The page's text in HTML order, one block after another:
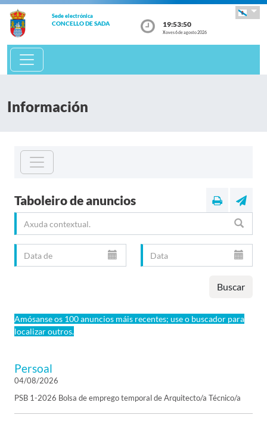
Sede electrónica
CONCELLO DE SADA 19:53:51
Xoves 6 de agosto 2026
Información
Taboleiro de anuncios
Buscar
Amósanse os 100 anuncios máis recentes; use o buscador para
localizar outros.
Persoal
04/08/2026
PSB 1-2026 Bolsa de emprego temporal de Arquitecto/a Técnico/a